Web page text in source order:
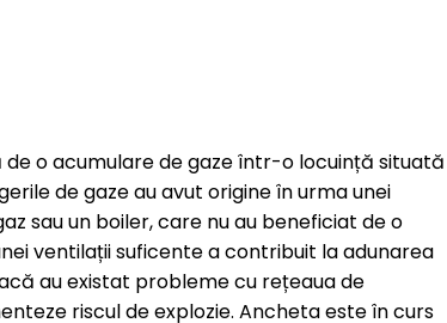
o acumulare de gaze într-o locuință situată
de gaze au avut origine în urma unei
sau un boiler, care nu au beneficiat de o
ventilații suficente a contribuit la adunarea
au existat probleme cu rețeaua de
riscul de explozie. Ancheta este în curs